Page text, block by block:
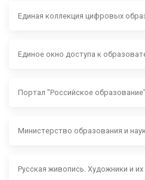
Единая коллекция цифровых
Единое окно доступа к
Портал "Российское образование"
Министерство образования и
Русская живопись. Художники и